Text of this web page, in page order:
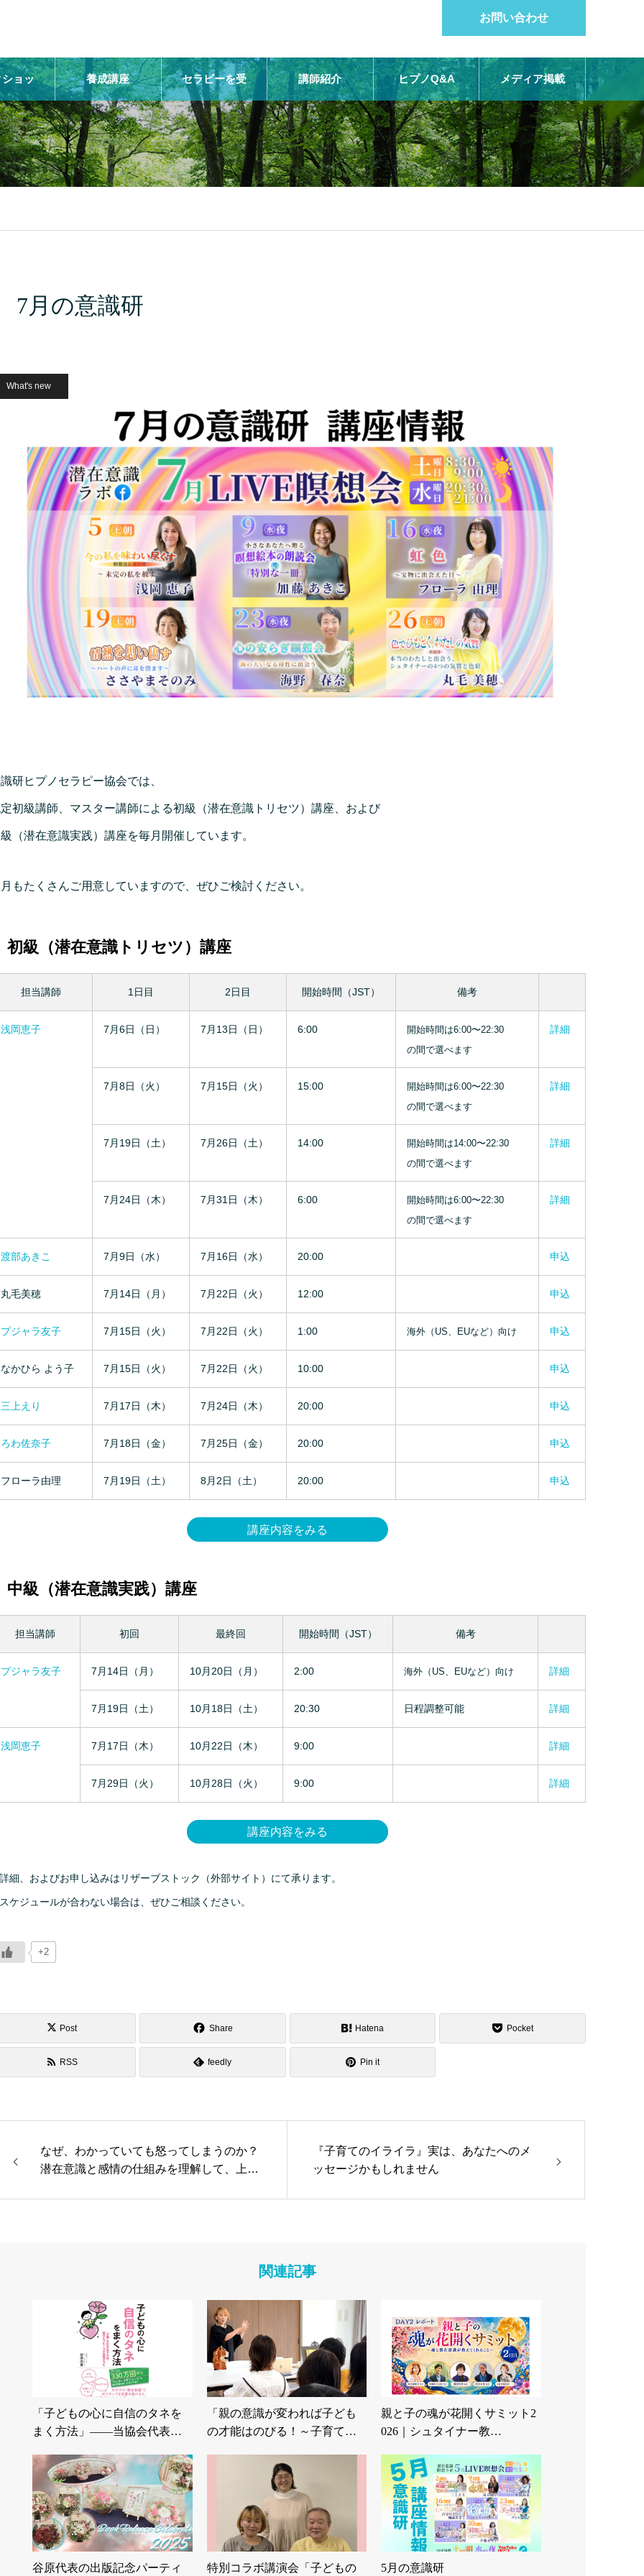
お問い合わせ
ョッ 養成講座 セラピーを受
ける
講師紹介 ヒプノQ&A メディア掲載
7月の意識研
What's new
研ヒプノセラピー協会では、
初級講師、マスター講師による初級（潜在意識トリセツ）講座、および
（潜在意識実践）講座を毎月開催しています。
もたくさんご用意していますので、ぜひご検討ください。
初級（潜在意識トリセツ）講座
担当講師 1日目 2日目 開始時間（JST） 備考
浅岡恵子 7月6日（日） 7月13日（日） 6:00
開始時間は6:00〜22:30
の間で選べます
詳細
7月8日（火） 7月15日（火） 15:00
開始時間は6:00〜22:30
の間で選べます
詳細
7月19日（土） 7月26日（土） 14:00
開始時間は14:00〜22:30
の間で選べます
詳細
7月24日（木） 7月31日（木） 6:00
開始時間は6:00〜22:30
の間で選べます
詳細
渡部あきこ 7月9日（水） 7月16日（水） 20:00 申込
丸毛美穂 7月14日（月） 7月22日（火） 12:00 申込
プジャラ友子 7月15日（火） 7月22日（火） 1:00 海外（US、EUなど）向け 申込
なかひら よう子 7月15日（火） 7月22日（火） 10:00 申込
三上えり 7月17日（木） 7月24日（木） 20:00 申込
ろわ佐奈子 7月18日（金） 7月25日（金） 20:00 申込
フローラ由理 7月19日（土） 8月2日（土） 20:00 申込
講座内容をみる
中級（潜在意識実践）講座
担当講師 初回 最終回 開始時間（JST） 備考
プジャラ友子 7月14日（月） 10月20日（月） 2:00 海外（US、EUなど）向け 詳細
7月19日（土） 10月18日（土） 20:30 日程調整可能 詳細
浅岡恵子 7月17日（木） 10月22日（木） 9:00 詳細
7月29日（火） 10月28日（火） 9:00 詳細
講座内容をみる
細、およびお申し込みはリザーブストック（外部サイト）にて承ります。
ケジュールが合わない場合は、ぜひご相談ください。
+2
Post Share Hatena Pocket
RSS feedly Pin it
なぜ、わかっていても怒ってしまうのか？
潜在意識と感情の仕組みを理解して、上手
『子育てのイライラ』実は、あなたへのメ
ッセージかもしれません
関連記事
「子どもの心に自信のタネを
まく方法」――当協会代表…
「親の意識が変われば子ども
の才能はのびる！～子育て…
親と子の魂が花開くサミット2
026｜シュタイナー教…
谷原代表の出版記念パーティ 特別コラボ講演会「子どもの 5月の意識研